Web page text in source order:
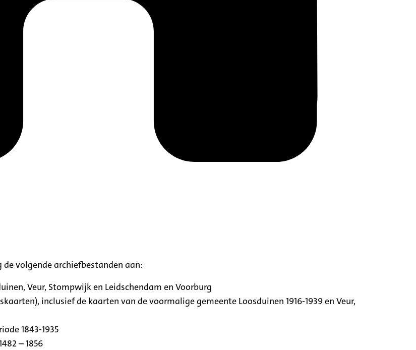
volgende archiefbestanden aan:
Veur, Stompwijk en Leidschendam en Voorburg
inclusief de kaarten van de voormalige gemeente Loosduinen 1916-1939 en Veur,
1843-1935
– 1856